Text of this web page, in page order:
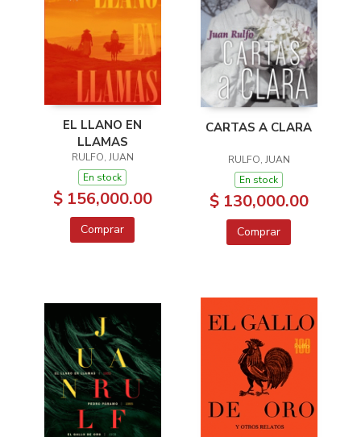
EL LLANO EN
LLAMAS
RULFO, JUAN
En stock
$ 156,000.00
Comprar
CARTAS A CLARA
RULFO, JUAN
En stock
$ 130,000.00
Comprar